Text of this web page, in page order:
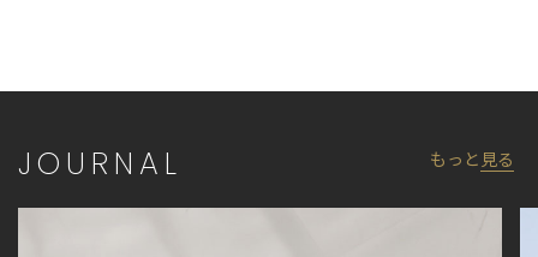
JOURNAL もっと 見る